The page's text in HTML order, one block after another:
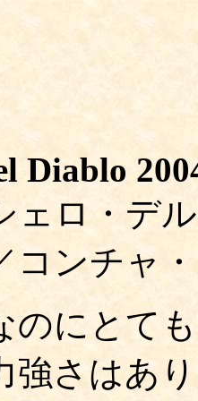
Diablo
ェロ・デ
コンチャ
のにとて
強さはあ